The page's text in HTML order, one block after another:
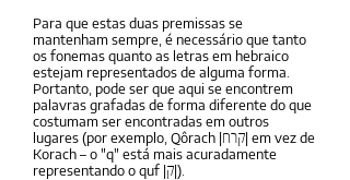
Para que estas duas premissas se
mantenham sempre, é necessário que tanto
os fonemas quanto as letras em hebraico
estejam representados de alguma forma.
Portanto, pode ser que aqui se encontrem
palavras grafadas de forma diferente do que
costumam ser encontradas em outros
lugares (por exemplo, Qôrach |קרח| em vez de
Korach – o "q" está mais acuradamente
representando o quf |ק|).